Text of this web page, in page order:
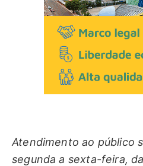
Atendimento ao público
segunda a sexta-feira,